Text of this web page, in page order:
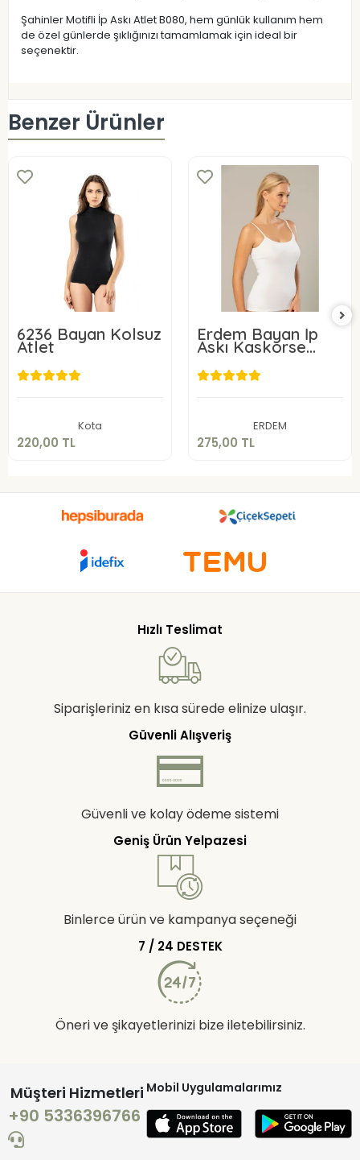
Şahinler Motifli İp Askı Atlet B080, hem günlük kullanım hem
de özel günlerde şıklığınızı tamamlamak için ideal bir
seçenektir.
Benzer Ürünler
6236 Bayan Kolsuz
Atlet
Kota
220,00 TL
220,00 TL
Erdem Bayan İp
Askı Kaskorse
Atlet 2153
ERDEM
275,00 TL
275,00 TL
Hızlı Teslimat
Siparişleriniz en kısa sürede elinize ulaşır.
Güvenli Alışveriş
Güvenli ve kolay ödeme sistemi
Geniş Ürün Yelpazesi
Binlerce ürün ve kampanya seçeneği
7 / 24 DESTEK
Öneri ve şikayetlerinizi bize iletebilirsiniz.
Müşteri Hizmetleri
+90 5336396766
Mobil Uygulamalarımız